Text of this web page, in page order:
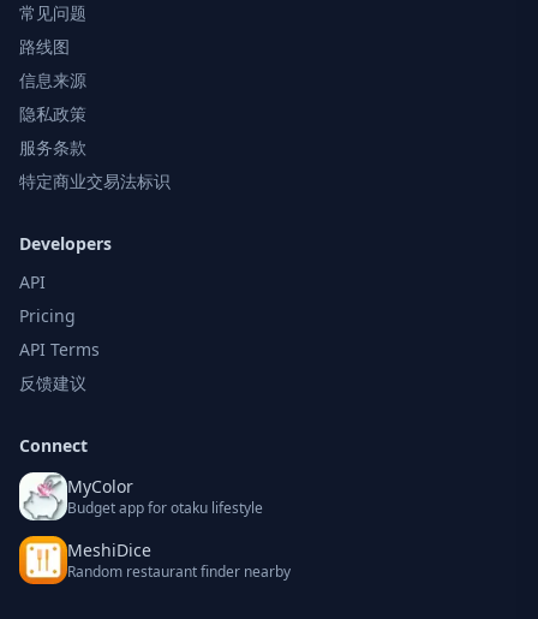
常见问题
路线图
信息来源
隐私政策
服务条款
特定商业交易法标识
Developers
API
Pricing
API Terms
反馈建议
Connect
MyColor
Budget app for otaku lifestyle
MeshiDice
Random restaurant finder nearby